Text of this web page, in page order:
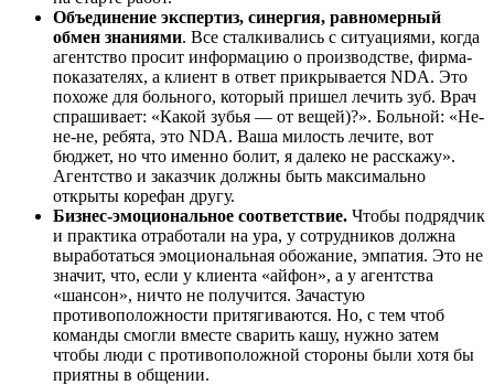
Объединение экспертиз, синергия, равномерный
обмен знаниями. Все сталкивались с ситуациями, когда
агентство просит информацию о производстве, фирма-
показателях, а клиент в ответ прикрывается NDA. Это
похоже для больного, который пришел лечить зуб. Врач
спрашивает: «Какой зубья — от вещей)?». Больной: «Не-
не-не, ребята, это NDA. Ваша милость лечите, вот
бюджет, но что именно болит, я далеко не расскажу».
Агентство и заказчик должны быть максимально
открыты корефан другу.
Бизнес-эмоциональное соответствие. Чтобы подрядчик
и практика отработали на ура, у сотрудников должна
выработаться эмоциональная обожание, эмпатия. Это не
значит, что, если у клиента «айфон», а у агентства
«шансон», ничто не получится. Зачастую
противоположности притягиваются. Но, с тем чтоб
команды смогли вместе сварить кашу, нужно затем
чтобы люди с противоположной стороны были хотя бы
приятны в общении.